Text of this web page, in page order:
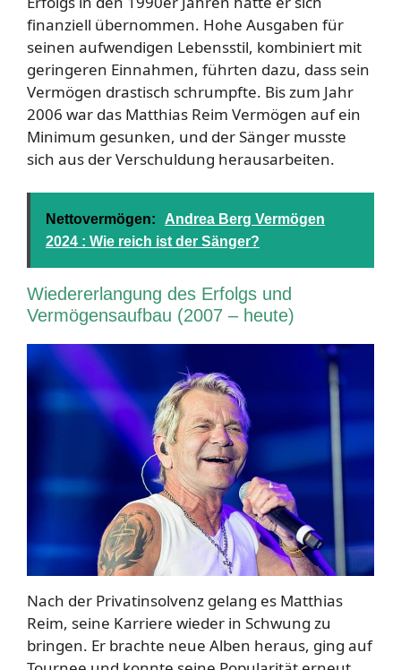
finanziell übernommen. Hohe Ausgaben für
seinen aufwendigen Lebensstil, kombiniert mit
geringeren Einnahmen, führten dazu, dass sein
Vermögen drastisch schrumpfte. Bis zum Jahr
2006 war das Matthias Reim Vermögen auf ein
Minimum gesunken, und der Sänger musste
sich aus der Verschuldung herausarbeiten.
Nettovermögen:
Andrea Berg Vermögen
2024 : Wie reich ist der Sänger?
Wiedererlangung des Erfolgs und
Vermögensaufbau (2007 – heute)
Nach der Privatinsolvenz gelang es Matthias
Reim, seine Karriere wieder in Schwung zu
bringen. Er brachte neue Alben heraus, ging auf